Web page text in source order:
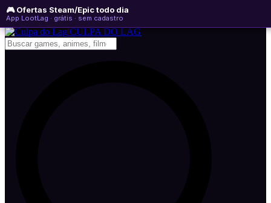
🎮 Ofertas Steam/Epic todo dia
App LootLag · grátis · sem cadastro
sábado, 08 de agosto de 2026 WhatsApp
Newsletter
CULPA DO LAG